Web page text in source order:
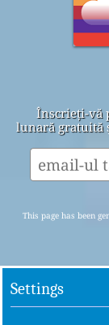
Înscrieți-vă
lunară gratuită
This page has been
Settings